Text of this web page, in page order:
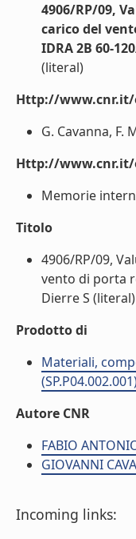
4906/RP/09,
carico del
IDRA 2B 60-
(literal)
Http://
G. Cavanna, F.
Http://
Memorie
Titolo
4906/RP/09,
vento di porta
Dierre S (literal)
Prodotto di
Materiali,
Autore CNR
FABIO
GIOVANNI
Incoming links: